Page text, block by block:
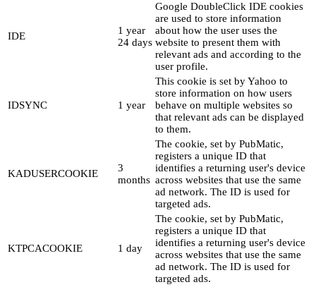
IDE
1 year
24 days
Google DoubleClick IDE cookies
are used to store information
about how the user uses the
website to present them with
relevant ads and according to the
user profile.
IDSYNC 1 year
This cookie is set by Yahoo to
store information on how users
behave on multiple websites so
that relevant ads can be displayed
to them.
KADUSERCOOKIE
3
months
The cookie, set by PubMatic,
registers a unique ID that
identifies a returning user's device
across websites that use the same
ad network. The ID is used for
targeted ads.
KTPCACOOKIE 1 day
The cookie, set by PubMatic,
registers a unique ID that
identifies a returning user's device
across websites that use the same
ad network. The ID is used for
targeted ads.